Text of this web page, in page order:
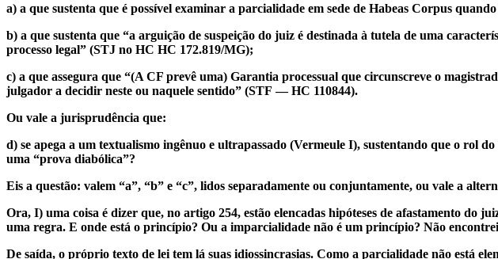
a) a que sustenta que é possível examinar a parcialidade em sede de Habeas Corpus
b) a que sustenta que “a arguição de suspeição do juiz é destinada à tutela de uma
processo legal” (STJ no HC HC 172.819/MG);
c) a que assegura que “(A CF prevê uma) Garantia processual que circunscreve o
julgador a decidir neste ou naquele sentido” (STF — HC 110844).
Ou vale a jurisprudência que:
d) se apega a um textualismo ingênuo e ultrapassado (Vermeule I), sustentando que o rol
uma “prova diabólica”?
Eis a questão: valem “a”, “b” e “c”, lidos separadamente ou conjuntamente, ou vale a
Ora, I) uma coisa é dizer que, no artigo 254, estão elencadas hipóteses de afastamento do
uma regra. E onde está o princípio? Ou a imparcialidade não é um princípio? Não
De saída, o próprio texto de lei tem lá suas idiossincrasias. Como a parcialidade não está